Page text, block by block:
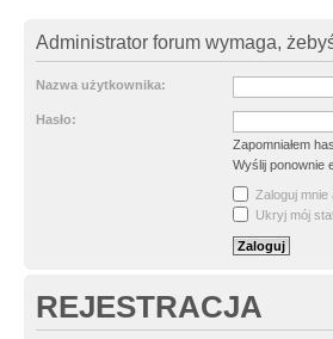
Administrator forum wymaga,
Nazwa użytkownika:
Hasło:
Zapomniałem
Wyślij ponownie
Zaloguj
Ukryj mój
REJESTRACJA